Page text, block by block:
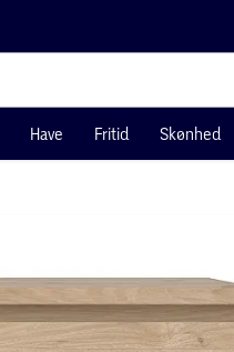
Have Fritid Skønhed